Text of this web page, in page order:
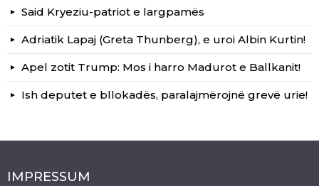
Said Kryeziu-patriot e largpamës
Adriatik Lapaj (Greta Thunberg), e uroi Albin Kurtin!
Apel zotit Trump: Mos i harro Madurot e Ballkanit!
Ish deputet e bllokadës, paralajmërojnë grevë urie!
IMPRESSUM